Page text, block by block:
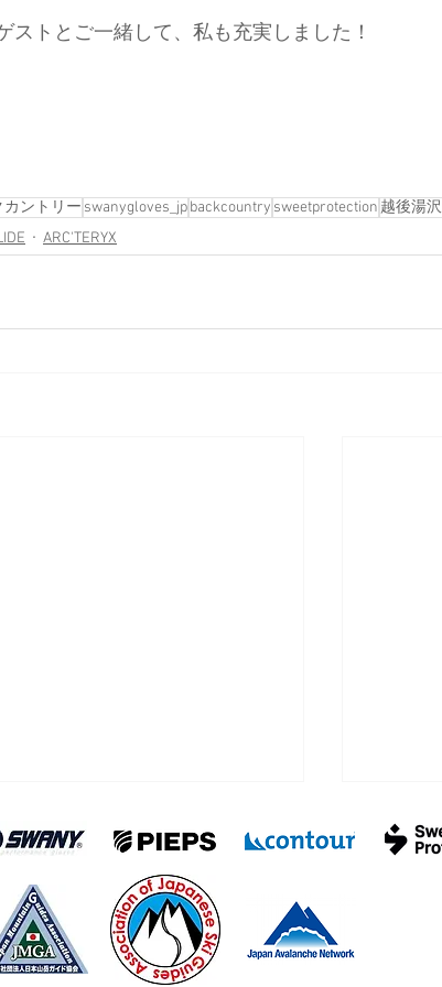
ストとご一緒して、私も充実しました！
カントリー swanygloves_jpbackcountry sweetprotection 越後湯沢
ARC'TERYX
雨が降らなかった四阿山